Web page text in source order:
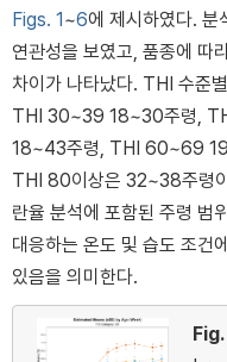
Figs. 1~6에 제시하였다. 분
연관성을 보였고, 품종에 따
차이가 나타났다. THI 수준
THI 30~39 18~30주령,
18~43주령, THI 60~69
THI 80이상은 32~38주령
란율 분석에 포함된 주령 범
대응하는 온도 및 습도 조건
있음을 의미한다.
Fig.